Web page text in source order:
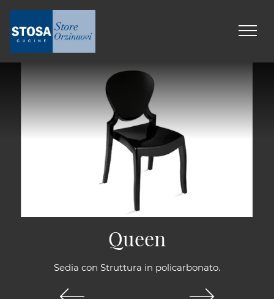
Sedia con Struttura in policarbonato.
Queen